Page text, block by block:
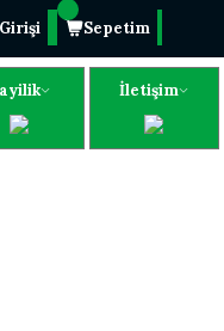
Sepetim
İletişim